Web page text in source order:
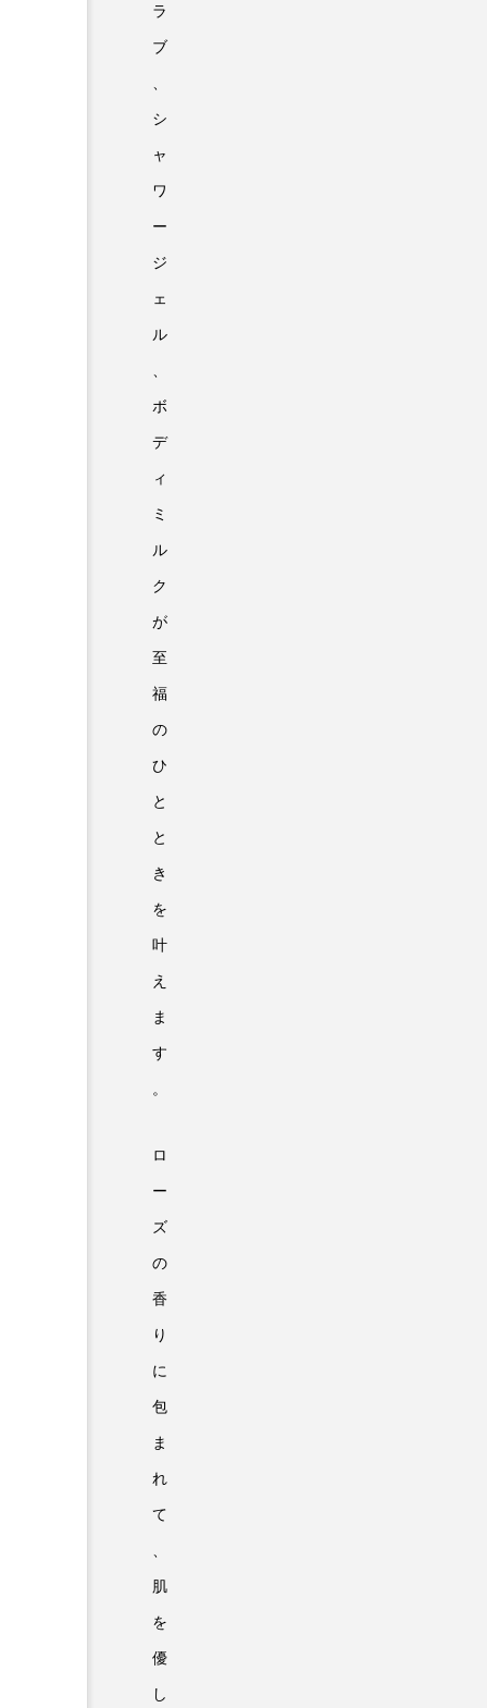
ラ
ブ
シ
ャ
ワ
ー
ジ
ェ
ル
ボ
デ
ィ
ミ
ル
ク
が
至
福
の
ひ
と
と
き
を
叶
え
ま
す
。
ロ
ー
ズ
の
香
り
に
包
ま
れ
て
肌
を
優
し